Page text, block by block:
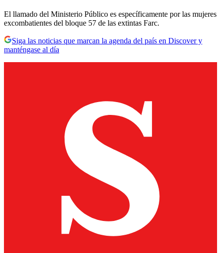
El llamado del Ministerio Público es específicamente por las mujeres
excombatientes del bloque 57 de las extintas Farc.
Siga las noticias que marcan la agenda del país en Discover y
manténgase al día